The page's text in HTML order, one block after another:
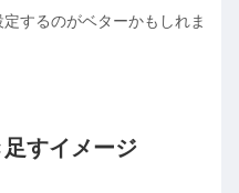
するのがベターかもしれま
すイメージ